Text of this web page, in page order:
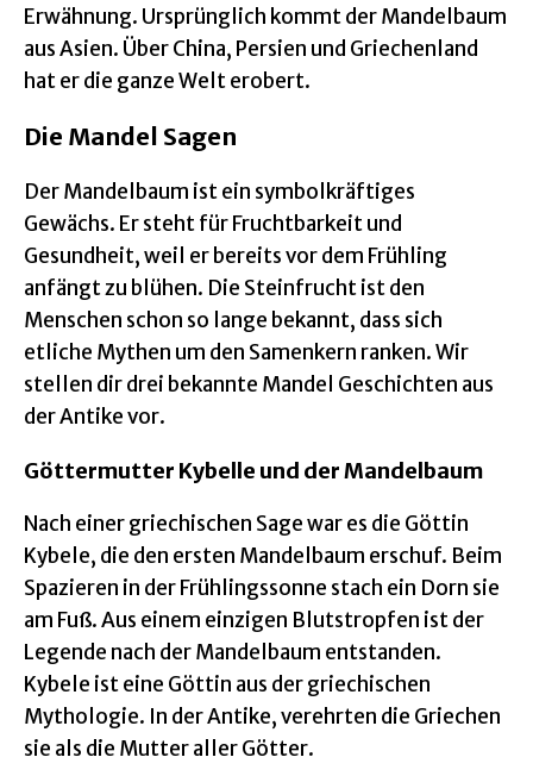
Erwähnung. Ursprünglich kommt der Mandelbaum
aus Asien. Über China, Persien und Griechenland
hat er die ganze Welt erobert.
Die Mandel Sagen
Der Mandelbaum ist ein symbolkräftiges
Gewächs. Er steht für Fruchtbarkeit und
Gesundheit, weil er bereits vor dem Frühling
anfängt zu blühen. Die Steinfrucht ist den
Menschen schon so lange bekannt, dass sich
etliche Mythen um den Samenkern ranken. Wir
stellen dir drei bekannte Mandel Geschichten aus
der Antike vor.
Göttermutter Kybelle und der Mandelbaum
Nach einer griechischen Sage war es die Göttin
Kybele, die den ersten Mandelbaum erschuf. Beim
Spazieren in der Frühlingssonne stach ein Dorn sie
am Fuß. Aus einem einzigen Blutstropfen ist der
Legende nach der Mandelbaum entstanden.
Kybele ist eine Göttin aus der griechischen
Mythologie. In der Antike, verehrten die Griechen
sie als die Mutter aller Götter.